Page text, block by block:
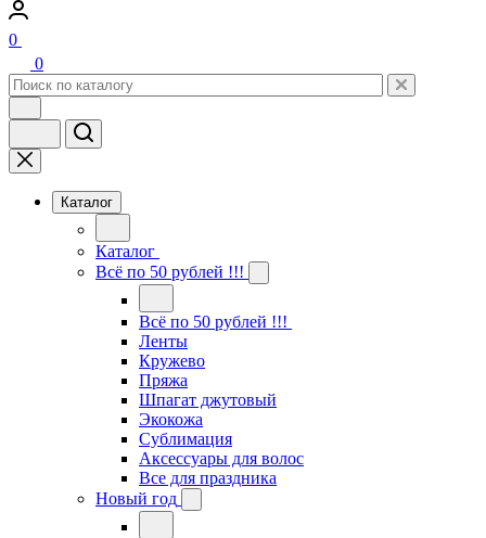
0
0
Каталог
Каталог
Всё по 50 рублей !!!
Всё по 50 рублей !!!
Ленты
Кружево
Пряжа
Шпагат джутовый
Экокожа
Сублимация
Аксессуары для волос
Все для праздника
Новый год